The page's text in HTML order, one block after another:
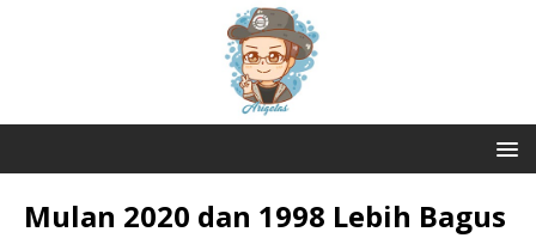
Mulan 2020 dan 1998 Lebih Bagus